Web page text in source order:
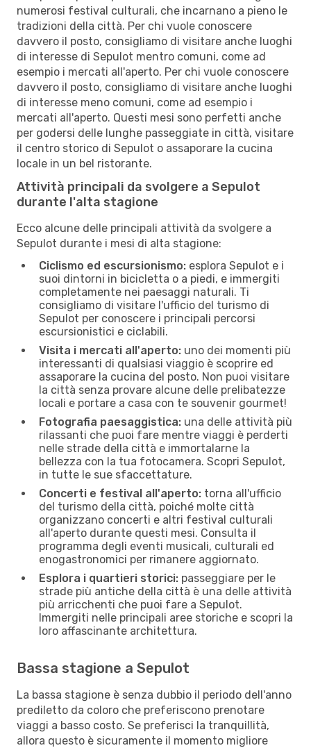
numerosi festival culturali, che incarnano a pieno le
tradizioni della città. Per chi vuole conoscere
davvero il posto, consigliamo di visitare anche luoghi
di interesse di Sepulot mentro comuni, come ad
esempio i mercati all'aperto. Per chi vuole conoscere
davvero il posto, consigliamo di visitare anche luoghi
di interesse meno comuni, come ad esempio i
mercati all'aperto. Questi mesi sono perfetti anche
per godersi delle lunghe passeggiate in città, visitare
il centro storico di Sepulot o assaporare la cucina
locale in un bel ristorante.
Attività principali da svolgere a Sepulot
durante l'alta stagione
Ecco alcune delle principali attività da svolgere a
Sepulot durante i mesi di alta stagione:
Ciclismo ed escursionismo: esplora Sepulot e i
suoi dintorni in bicicletta o a piedi, e immergiti
completamente nei paesaggi naturali. Ti
consigliamo di visitare l'ufficio del turismo di
Sepulot per conoscere i principali percorsi
escursionistici e ciclabili.
Visita i mercati all'aperto: uno dei momenti più
interessanti di qualsiasi viaggio è scoprire ed
assaporare la cucina del posto. Non puoi visitare
la città senza provare alcune delle prelibatezze
locali e portare a casa con te souvenir gourmet!
Fotografia paesaggistica: una delle attività più
rilassanti che puoi fare mentre viaggi è perderti
nelle strade della città e immortalarne la
bellezza con la tua fotocamera. Scopri Sepulot,
in tutte le sue sfaccettature.
Concerti e festival all'aperto: torna all'ufficio
del turismo della città, poiché molte città
organizzano concerti e altri festival culturali
all'aperto durante questi mesi. Consulta il
programma degli eventi musicali, culturali ed
enogastronomici per rimanere aggiornato.
Esplora i quartieri storici: passeggiare per le
strade più antiche della città è una delle attività
più arricchenti che puoi fare a Sepulot.
Immergiti nelle principali aree storiche e scopri la
loro affascinante architettura.
Bassa stagione a Sepulot
La bassa stagione è senza dubbio il periodo dell'anno
prediletto da coloro che preferiscono prenotare
viaggi a basso costo. Se preferisci la tranquillità,
allora questo è sicuramente il momento migliore